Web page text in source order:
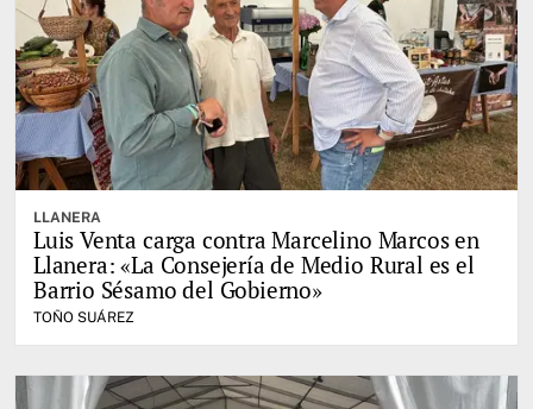
LLANERA
Luis Venta carga contra Marcelino Marcos en
Llanera: «La Consejería de Medio Rural es el
Barrio Sésamo del Gobierno»
TOÑO SUÁREZ